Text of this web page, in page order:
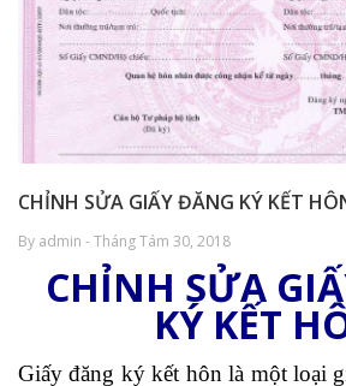
CHỈNH SỬA GIẤY ĐĂNG KÝ KẾT
By admin - Tháng Tám 30, 2018
CHỈNH SỬA
KÝ KẾT
Giấy đăng ký kết hôn là một loại